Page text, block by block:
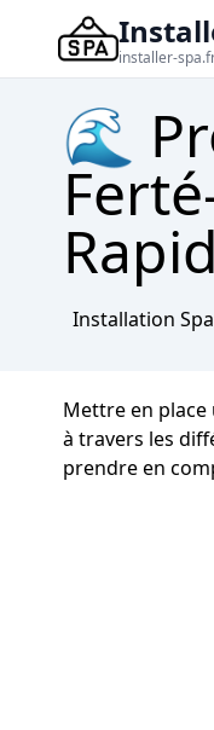
installer-
🌊
Installation Spa
Mettre en place
à travers les
prendre en